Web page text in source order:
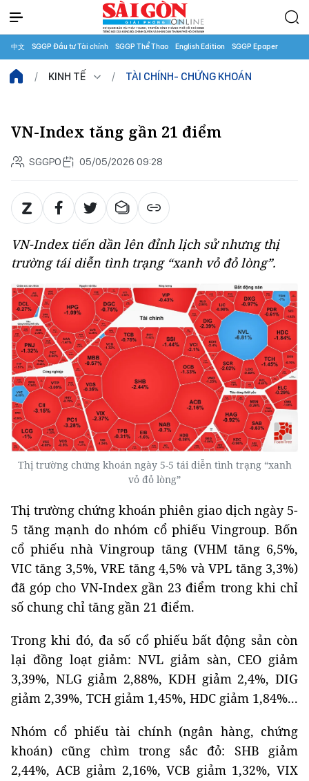
中文 SGGP Đầu tư Tài chính SGGP Thể Thao English Edition SGGP Epaper
KINH TẾ TÀI CHÍNH- CHỨNG KHOÁN
VN-Index tăng gần 21 điểm
SGGPO 05/05/2026 09:28
VN-Index tiến dần lên đỉnh lịch sử nhưng thị
trường tái diễn tình trạng “xanh vỏ đỏ lòng”.
Thị trường chứng khoán ngày 5-5 tái diễn tình trạng “xanh
vỏ đỏ lòng”
Thị trường chứng khoán phiên giao dịch ngày 5-
5 tăng mạnh do nhóm cổ phiếu Vingroup. Bốn
cổ phiếu nhà Vingroup tăng (VHM tăng 6,5%,
VIC tăng 3,5%, VRE tăng 4,5% và VPL tăng 3,3%)
đã góp cho VN-Index gần 23 điểm trong khi chỉ
số chung chỉ tăng gần 21 điểm.
Trong khi đó, đa số cổ phiếu bất động sản còn
lại đồng loạt giảm: NVL giảm sàn, CEO giảm
3,39%, NLG giảm 2,88%, KDH giảm 2,4%, DIG
giảm 2,39%, TCH giảm 1,45%, HDC giảm 1,84%...
Nhóm cổ phiếu tài chính (ngân hàng, chứng
khoán) cũng chìm trong sắc đỏ: SHB giảm
2,44%, ACB giảm 2,16%, VCB giảm 1,32%, VIX